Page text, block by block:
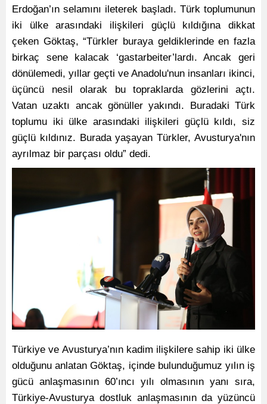
Erdoğan’ın selamını ileterek başladı. Türk toplumunun
iki ülke arasındaki ilişkileri güçlü kıldığına dikkat
çeken Göktaş, “Türkler buraya geldiklerinde en fazla
birkaç sene kalacak ‘gastarbeiter’lardı. Ancak geri
dönülemedi, yıllar geçti ve Anadolu'nun insanları ikinci,
üçüncü nesil olarak bu topraklarda gözlerini açtı.
Vatan uzaktı ancak gönüller yakındı. Buradaki Türk
toplumu iki ülke arasındaki ilişkileri güçlü kıldı, siz
güçlü kıldınız. Burada yaşayan Türkler, Avusturya'nın
ayrılmaz bir parçası oldu” dedi.
Türkiye ve Avusturya’nın kadim ilişkilere sahip iki ülke
olduğunu anlatan Göktaş, içinde bulunduğumuz yılın iş
gücü anlaşmasının 60’ıncı yılı olmasının yanı sıra,
Türkiye-Avusturya dostluk anlaşmasının da yüzüncü